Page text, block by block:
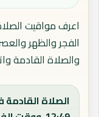
اعرف مواقيت
الفجر والظهر
والصلاة القادمة
الصلاة